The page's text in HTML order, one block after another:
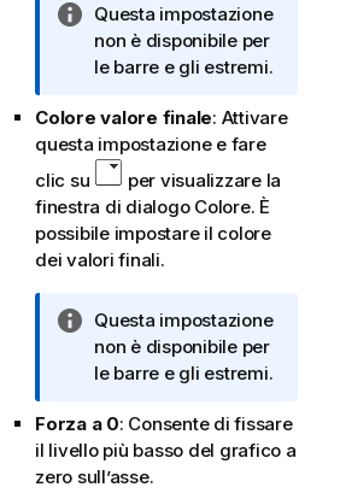
a
N
o
t
i
n
o
r
m
i
c
a
Questa impostazione
non è disponibile per
le barre e gli estremi.
Colore valore finale: Attivare
questa impostazione e fare
clic su
per visualizzare la
finestra di dialogo Colore. È
possibile impostare il colore
dei valori finali.
N
o
t
i
n
f
Questa impostazione
non è disponibile per
le barre e gli estremi.
Forza a 0: Consente di fissare
il livello più basso del grafico a
zero sull’asse.